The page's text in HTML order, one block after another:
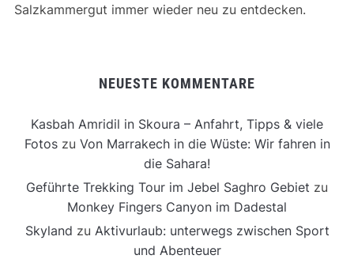
Salzkammergut immer wieder neu zu entdecken.
NEUESTE KOMMENTARE
Kasbah Amridil in Skoura – Anfahrt, Tipps & viele
Fotoszu Von Marrakech in die Wüste: Wir fahren in
die Sahara!
Geführte Trekking Tour im Jebel Saghro Gebiet zu
Monkey Fingers Canyon im Dadestal
Skyland zu Aktivurlaub: unterwegs zwischen Sport
und Abenteuer